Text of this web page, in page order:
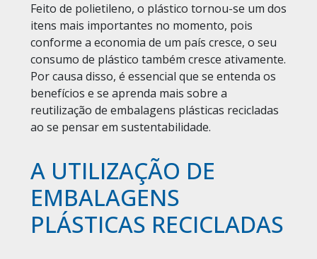
Feito de polietileno, o plástico tornou-se um dos
itens mais importantes no momento, pois
conforme a economia de um país cresce, o seu
consumo de plástico também cresce ativamente.
Por causa disso, é essencial que se entenda os
benefícios e se aprenda mais sobre a
reutilização de embalagens plásticas recicladas
ao se pensar em sustentabilidade.
A UTILIZAÇÃO DE
EMBALAGENS
PLÁSTICAS RECICLADAS